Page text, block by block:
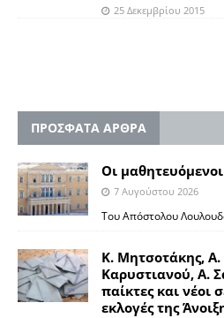
25 Δεκεμβρίου 2015
ΠΡΟΣΦΑΤΑ ΑΡΘΡΑ
Οι
7 Αυγούστου 2026
Του Απόστολου
Κ. Μητσοτάκης,
Καρυστιανού, Α.
παίκτες και νέοι
εκλογές της